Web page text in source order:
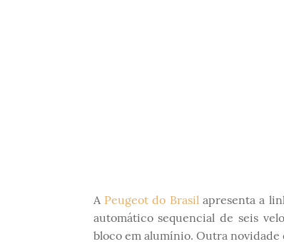
A Peugeot do Brasilapresenta a
automático sequencial de seis
bloco em alumínio. Outra novidade